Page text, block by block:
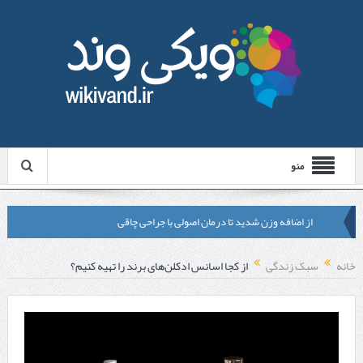
منو
از اضافه وزن شدید تا درمان اصولی با جراحی چاقی
لیزر موهای زائد شاتی یا رولی؟ مقایسه لیزرهای واقعی با شبه‌ لیزر در
مشهد
قبل از تماس با تعمیرکار ماشین ظرفشویی وستینگهاوس این موارد را
خانه سبک زندگی از کجا اسانس ادکلن‌های برند را تهیه کنیم؟